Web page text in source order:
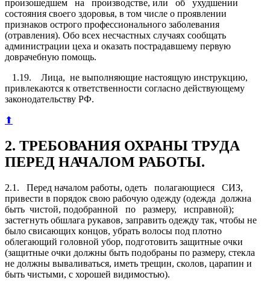
произошедшем на производстве, или об ухудшении
состояния своего здоровья, в том числе о проявлении
признаков острого профессионального заболевания
(отравления). Обо всех несчастных случаях сообщать
администрации це­ха и оказать пострадавшему первую
доврачебную помощь.
1.19. Лица, не выполняющие настоящую инструкцию,
привлекаются к ответствен­ности согласно действующему
законодательству РФ.
⬆
2. ТРЕБОВАНИЯ ОХРАНЫ ТРУДА
ПЕРЕД НАЧАЛОМ РАБОТЫ.
2.1. Перед началом работы, одеть полагающиеся СИЗ,
привести в порядок свою рабочую одежду (одежда должна
быть чистой, подобранной по размеру, исправной);
застегнуть обшлага рукавов, заправить одежду так, чтобы не
было свисающих концов, уб­рать волосы под плотно
облегающий головной убор, подготовить защитные очки
(защитные очки должны быть подобраны по размеру, стекла
не долж­ны вываливаться, иметь трещин, сколов, царапин и
быть чистыми, с хорошей видимо­стью).